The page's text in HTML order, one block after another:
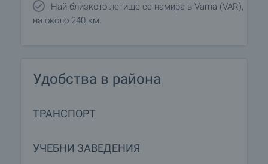
Най-близкото летище се намира в Varna (VAR),
на около 240 км.
Удобства в района
ТРАНСПОРТ
УЧЕБНИ ЗАВЕДЕНИЯ